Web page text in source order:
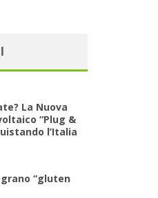
La Nuova
“Plug &
l’Italia
“gluten